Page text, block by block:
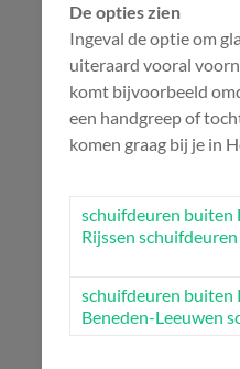
De opties zien
Ingeval de optie om
uiteraard vooral
komt bijvoorbeeld
een handgreep of
komen graag bij je in
schuifdeuren buiten
Rijssen
schuifdeuren buiten
Beneden-Leeuwen